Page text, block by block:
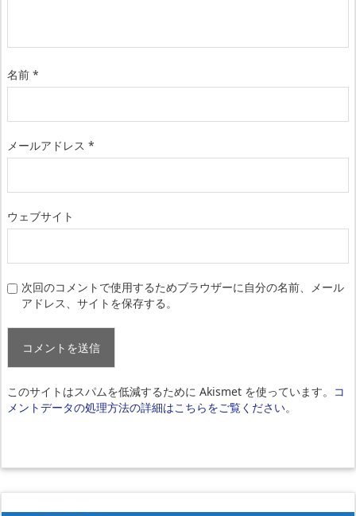
名前 *
メールアドレス *
ウェブサイト
次回のコメントで使用するためブラウザーに自分の名前、メール
アドレス、サイトを保存する。
このサイトはスパムを低減するために Akismet を使っています。 コ
メントデータの処理方法の詳細はこちらをご覧ください。